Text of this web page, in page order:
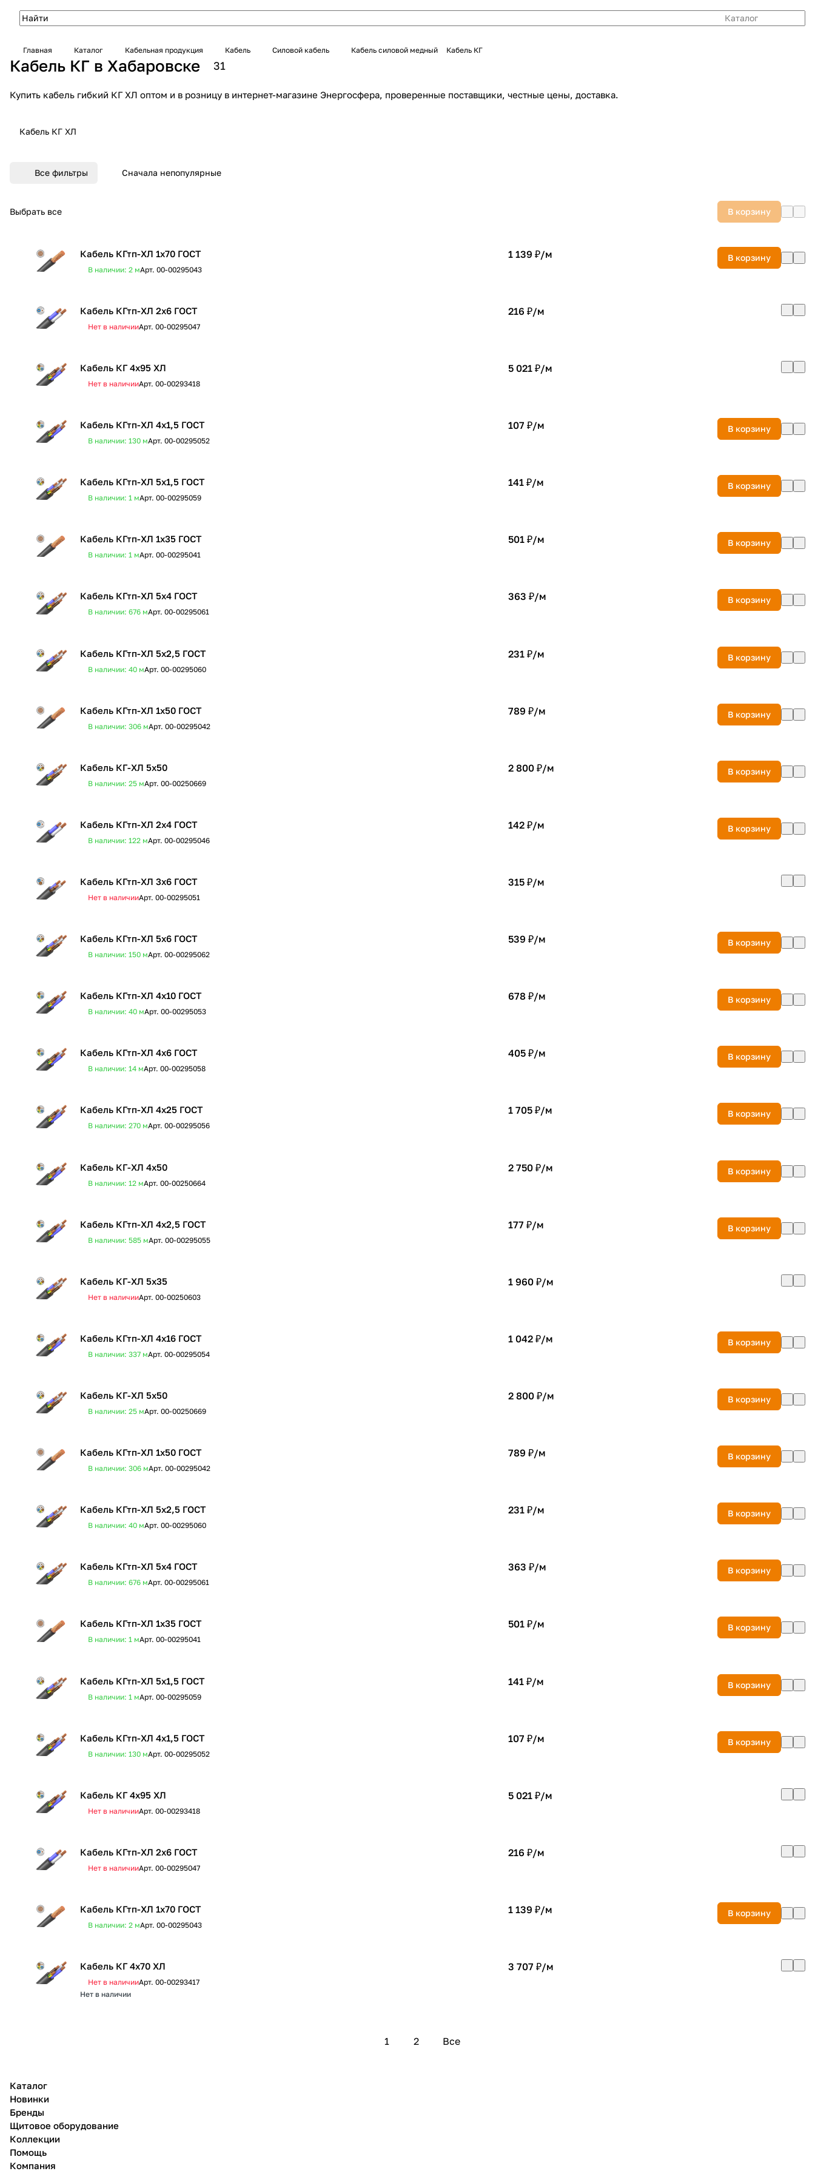
Каталог
Главная Каталог Кабельная продукция Кабель Силовой кабель Кабель силовой медный Кабель КГ
Кабель КГ в Хабаровске 31
Купить кабель гибкий КГ ХЛ оптом и в розницу в интернет-магазине Энергосфера, проверенные поставщики, честные цены, доставка.
Кабель КГ ХЛ
Все фильтры Сначала непопулярные
Выбрать все В корзину
Кабель КГтп-ХЛ 1х70 ГОСТ
В наличии: 2 мАрт. 00-00295043
1 139 ₽/м В корзину
Кабель КГтп-ХЛ 2х6 ГОСТ
Нет в наличииАрт. 00-00295047
216 ₽/м
Кабель КГ 4х95 ХЛ
Нет в наличииАрт. 00-00293418
5 021 ₽/м
Кабель КГтп-ХЛ 4х1,5 ГОСТ
В наличии: 130 мАрт. 00-00295052
107 ₽/м В корзину
Кабель КГтп-ХЛ 5х1,5 ГОСТ
В наличии: 1 мАрт. 00-00295059
141 ₽/м В корзину
Кабель КГтп-ХЛ 1х35 ГОСТ
В наличии: 1 мАрт. 00-00295041
501 ₽/м В корзину
Кабель КГтп-ХЛ 5х4 ГОСТ
В наличии: 676 мАрт. 00-00295061
363 ₽/м В корзину
Кабель КГтп-ХЛ 5х2,5 ГОСТ
В наличии: 40 мАрт. 00-00295060
231 ₽/м В корзину
Кабель КГтп-ХЛ 1х50 ГОСТ
В наличии: 306 мАрт. 00-00295042
789 ₽/м В корзину
Кабель КГ-ХЛ 5х50
В наличии: 25 мАрт. 00-00250669
2 800 ₽/м В корзину
Кабель КГтп-ХЛ 2х4 ГОСТ
В наличии: 122 мАрт. 00-00295046
142 ₽/м В корзину
Кабель КГтп-ХЛ 3х6 ГОСТ
Нет в наличииАрт. 00-00295051
315 ₽/м
Кабель КГтп-ХЛ 5х6 ГОСТ
В наличии: 150 мАрт. 00-00295062
539 ₽/м В корзину
Кабель КГтп-ХЛ 4х10 ГОСТ
В наличии: 40 мАрт. 00-00295053
678 ₽/м В корзину
Кабель КГтп-ХЛ 4х6 ГОСТ
В наличии: 14 мАрт. 00-00295058
405 ₽/м В корзину
Кабель КГтп-ХЛ 4х25 ГОСТ
В наличии: 270 мАрт. 00-00295056
1 705 ₽/м В корзину
Кабель КГ-ХЛ 4х50
В наличии: 12 мАрт. 00-00250664
2 750 ₽/м В корзину
Кабель КГтп-ХЛ 4х2,5 ГОСТ
В наличии: 585 мАрт. 00-00295055
177 ₽/м В корзину
Кабель КГ-ХЛ 5х35
Нет в наличииАрт. 00-00250603
1 960 ₽/м
Кабель КГтп-ХЛ 4х16 ГОСТ
В наличии: 337 мАрт. 00-00295054
1 042 ₽/м В корзину
Кабель КГ-ХЛ 5х50
В наличии: 25 мАрт. 00-00250669
2 800 ₽/м В корзину
Кабель КГтп-ХЛ 1х50 ГОСТ
В наличии: 306 мАрт. 00-00295042
789 ₽/м В корзину
Кабель КГтп-ХЛ 5х2,5 ГОСТ
В наличии: 40 мАрт. 00-00295060
231 ₽/м В корзину
Кабель КГтп-ХЛ 5х4 ГОСТ
В наличии: 676 мАрт. 00-00295061
363 ₽/м В корзину
Кабель КГтп-ХЛ 1х35 ГОСТ
В наличии: 1 мАрт. 00-00295041
501 ₽/м В корзину
Кабель КГтп-ХЛ 5х1,5 ГОСТ
В наличии: 1 мАрт. 00-00295059
141 ₽/м В корзину
Кабель КГтп-ХЛ 4х1,5 ГОСТ
В наличии: 130 мАрт. 00-00295052
107 ₽/м В корзину
Кабель КГ 4х95 ХЛ
Нет в наличииАрт. 00-00293418
5 021 ₽/м
Кабель КГтп-ХЛ 2х6 ГОСТ
Нет в наличииАрт. 00-00295047
216 ₽/м
Кабель КГтп-ХЛ 1х70 ГОСТ
В наличии: 2 мАрт. 00-00295043
1 139 ₽/м В корзину
Кабель КГ 4х70 ХЛ
Нет в наличииАрт. 00-00293417
Нет в наличии
3 707 ₽/м
1 2 Все
Каталог
Новинки
Бренды
Щитовое оборудование
Коллекции
Помощь
Компания